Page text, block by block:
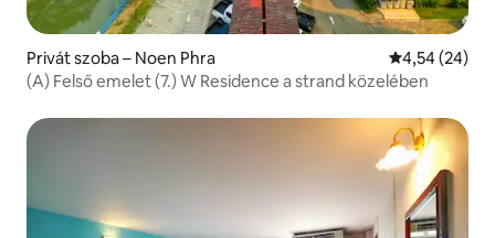
Privát szoba – Noen Phra Átlagos
4,54 (24)
(A) Felső emelet (7.) W Residence a strand közelében